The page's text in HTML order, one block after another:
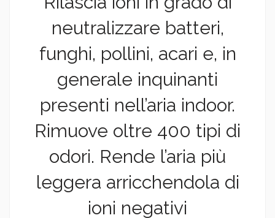
neutralizzare batteri,
funghi, pollini, acari e, in
generale inquinanti
presenti nell’aria indoor.
Rimuove oltre 400 tipi di
odori. Rende l’aria più
leggera arricchendola di
ioni negativi